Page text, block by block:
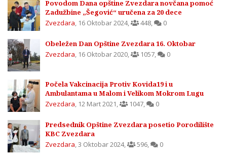
Povodom Dana opštine Zvezdara novčana pomoć
Zadužbine „Šegović“ uručena za 20 dece
Zvezdara, 16 Oktobar 2024, 448, 0
Obeležen Dan Opštine Zvezdara 16. Oktobar
Zvezdara, 16 Oktobar 2020, 1057, 0
Počela Vakcinacija Protiv Kovida19 i u
Ambulantama u Malom i Velikom Mokrom Lugu
Zvezdara, 12 Mart 2021, 1047, 0
Predsednik Opštine Zvezdara posetio Porodilište
KBC Zvezdara
Zvezdara,3 Oktobar 2024, 596, 0